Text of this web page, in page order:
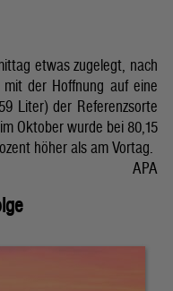
etwas zugelegt, nach
der Hoffnung auf eine
Liter) der Referenzsorte
Oktober wurde bei 80,15
höher als am Vortag.
APA